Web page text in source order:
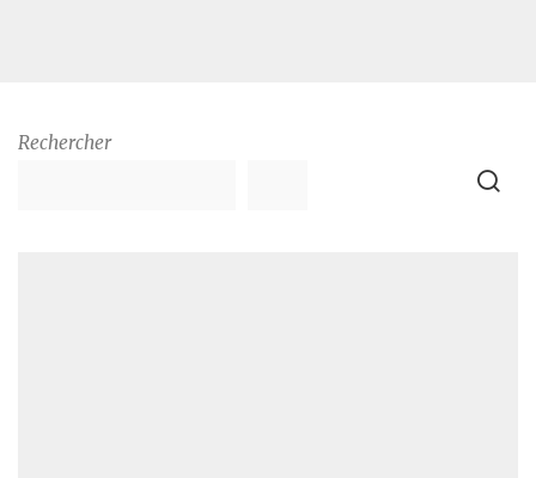
Rechercher